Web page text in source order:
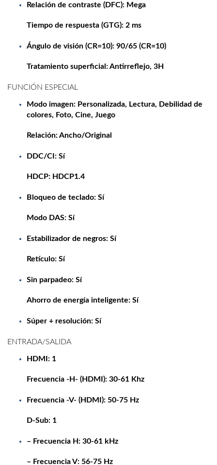
Relación de contraste (DFC): Mega
Tiempo de respuesta (GTG): 2 ms
Ángulo de visión (CR=10): 90/65 (CR=10)
Tratamiento superficial: Antirreflejo, 3H
FUNCIÓN ESPECIAL
Modo imagen: Personalizada, Lectura, Debilidad de
colores, Foto, Cine, Juego
Relación: Ancho/Original
DDC/CI: Sí
HDCP: HDCP1.4
Bloqueo de teclado: Sí
Modo DAS: Sí
Estabilizador de negros: Sí
Retículo: Sí
Sin parpadeo: Sí
Ahorro de energía inteligente: Sí
Súper + resolución: Sí
ENTRADA/SALIDA
HDMI: 1
Frecuencia -H- (HDMI): 30-61 Khz
Frecuencia -V- (HDMI): 50-75 Hz
D-Sub: 1
– Frecuencia H: 30-61 kHz
– Frecuencia V: 56-75 Hz